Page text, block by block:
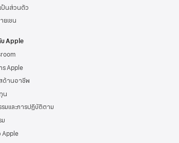
ป็นส่วนตัว
ยเชน
บ Apple
ร Apple
ด้านอาชีพ
น
รมและการปฏิบัติตาม